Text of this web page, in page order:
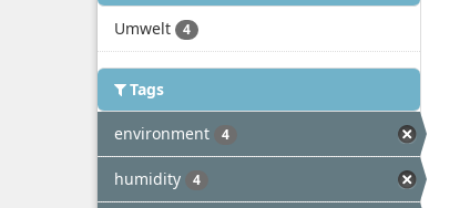
Umwelt 4
Tags
environment 4
humidity 4